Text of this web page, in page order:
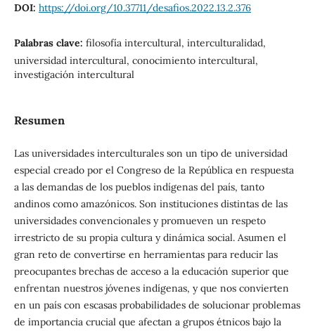
DOI: https://doi.org/10.37711/desafios.2022.13.2.376
Palabras clave: filosofía intercultural, interculturalidad,
universidad intercultural, conocimiento intercultural,
investigación intercultural
Resumen
Las universidades interculturales son un tipo de universidad
especial creado por el Congreso de la República en respuesta
a las demandas de los pueblos indígenas del país, tanto
andinos como amazónicos. Son instituciones distintas de las
universidades convencionales y promueven un respeto
irrestricto de su propia cultura y dinámica social. Asumen el
gran reto de convertirse en herramientas para reducir las
preocupantes brechas de acceso a la educación superior que
enfrentan nuestros jóvenes indígenas, y que nos convierten
en un país con escasas probabilidades de solucionar problemas
de importancia crucial que afectan a grupos étnicos bajo la